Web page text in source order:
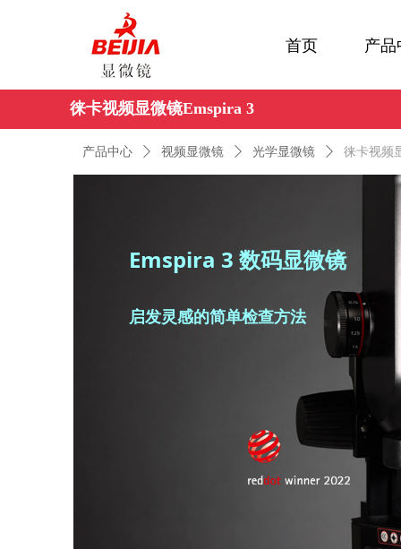
首页 产品
徕卡视频显微镜Emspira 3
Emspira 3 数码显微镜
启发灵感的简单检查方法
产品中心 ꄲ 视频显微镜 ꄲ 光学显微镜 ꄲ 徕卡视频